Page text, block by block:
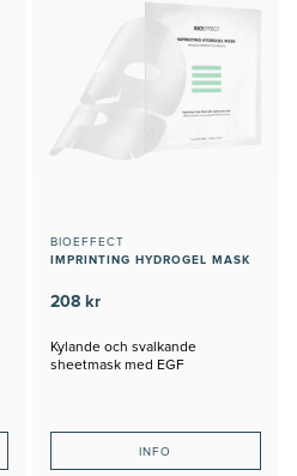
BIOEFFECT
IMPRINTING HYDROGEL MASK
208 kr
Kylande och svalkande
sheetmask med EGF
INFO